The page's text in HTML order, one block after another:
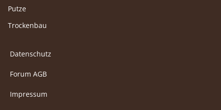
Putze
Trockenbau
Datenschutz
Forum AGB
Impressum